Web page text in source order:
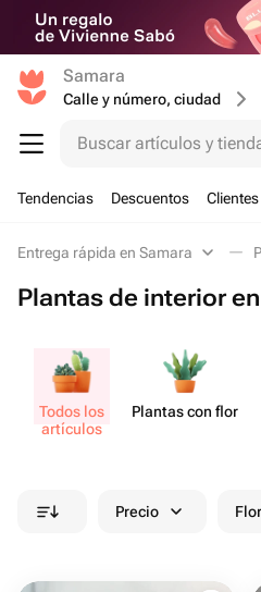
Samara
Calle y número, ciudad
Buscar artículos y
Tendencias Descuentos
Entrega rápida en Samara
Plantas de interior
Todos los
artículos
Plantas con flor
Precio